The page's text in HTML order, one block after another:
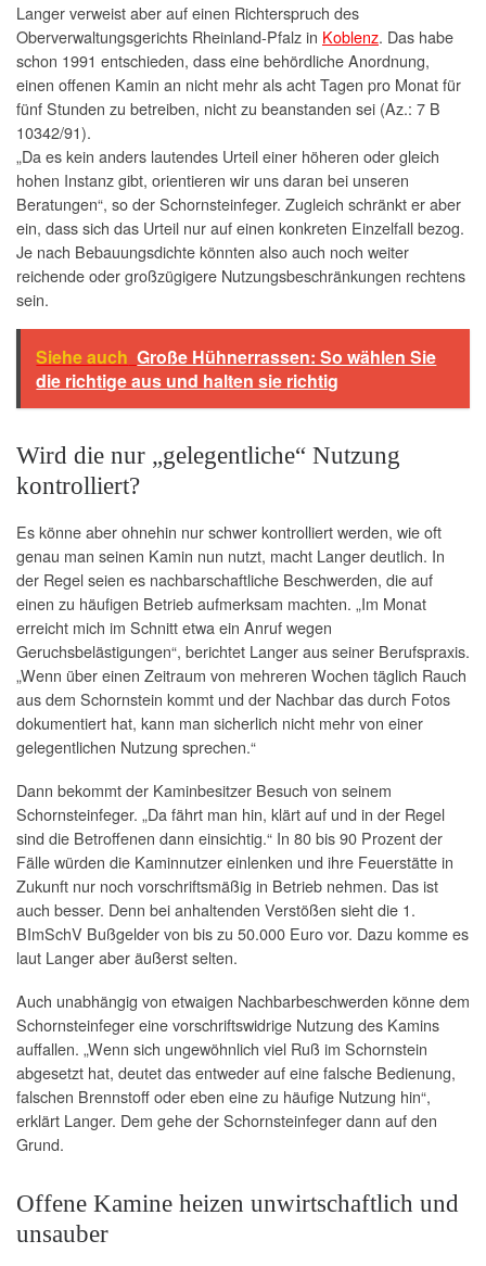
Langer verweist aber auf einen Richterspruch des
Oberverwaltungsgerichts Rheinland-Pfalz in Koblenz. Das habe
schon 1991 entschieden, dass eine behördliche Anordnung,
einen offenen Kamin an nicht mehr als acht Tagen pro Monat für
fünf Stunden zu betreiben, nicht zu beanstanden sei (Az.: 7 B
10342/91).
„Da es kein anders lautendes Urteil einer höheren oder gleich
hohen Instanz gibt, orientieren wir uns daran bei unseren
Beratungen“, so der Schornsteinfeger. Zugleich schränkt er aber
ein, dass sich das Urteil nur auf einen konkreten Einzelfall bezog.
Je nach Bebauungsdichte könnten also auch noch weiter
reichende oder großzügigere Nutzungsbeschränkungen rechtens
sein.
Siehe auch Große Hühnerrassen: So wählen Sie
die richtige aus und halten sie richtig
Wird die nur „gelegentliche“ Nutzung
kontrolliert?
Es könne aber ohnehin nur schwer kontrolliert werden, wie oft
genau man seinen Kamin nun nutzt, macht Langer deutlich. In
der Regel seien es nachbarschaftliche Beschwerden, die auf
einen zu häufigen Betrieb aufmerksam machten. „Im Monat
erreicht mich im Schnitt etwa ein Anruf wegen
Geruchsbelästigungen“, berichtet Langer aus seiner Berufspraxis.
„Wenn über einen Zeitraum von mehreren Wochen täglich Rauch
aus dem Schornstein kommt und der Nachbar das durch Fotos
dokumentiert hat, kann man sicherlich nicht mehr von einer
gelegentlichen Nutzung sprechen.“
Dann bekommt der Kaminbesitzer Besuch von seinem
Schornsteinfeger. „Da fährt man hin, klärt auf und in der Regel
sind die Betroffenen dann einsichtig.“ In 80 bis 90 Prozent der
Fälle würden die Kaminnutzer einlenken und ihre Feuerstätte in
Zukunft nur noch vorschriftsmäßig in Betrieb nehmen. Das ist
auch besser. Denn bei anhaltenden Verstößen sieht die 1.
BImSchV Bußgelder von bis zu 50.000 Euro vor. Dazu komme es
laut Langer aber äußerst selten.
Auch unabhängig von etwaigen Nachbarbeschwerden könne dem
Schornsteinfeger eine vorschriftswidrige Nutzung des Kamins
auffallen. „Wenn sich ungewöhnlich viel Ruß im Schornstein
abgesetzt hat, deutet das entweder auf eine falsche Bedienung,
falschen Brennstoff oder eben eine zu häufige Nutzung hin“,
erklärt Langer. Dem gehe der Schornsteinfeger dann auf den
Grund.
Offene Kamine heizen unwirtschaftlich und
unsauber